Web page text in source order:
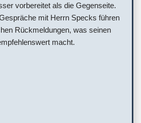
vorbereitet als die Gegenseite.
mit Herrn Specks führen
Rückmeldungen, was seinen
macht.